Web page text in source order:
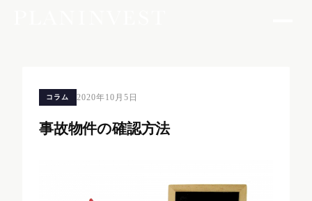
コラム 2020年10月5日
事故物件の確認方法